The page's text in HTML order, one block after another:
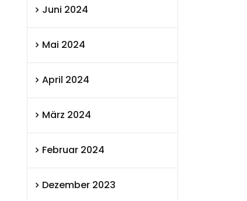
Juni 2024
Mai 2024
April 2024
März 2024
Februar 2024
Dezember 2023